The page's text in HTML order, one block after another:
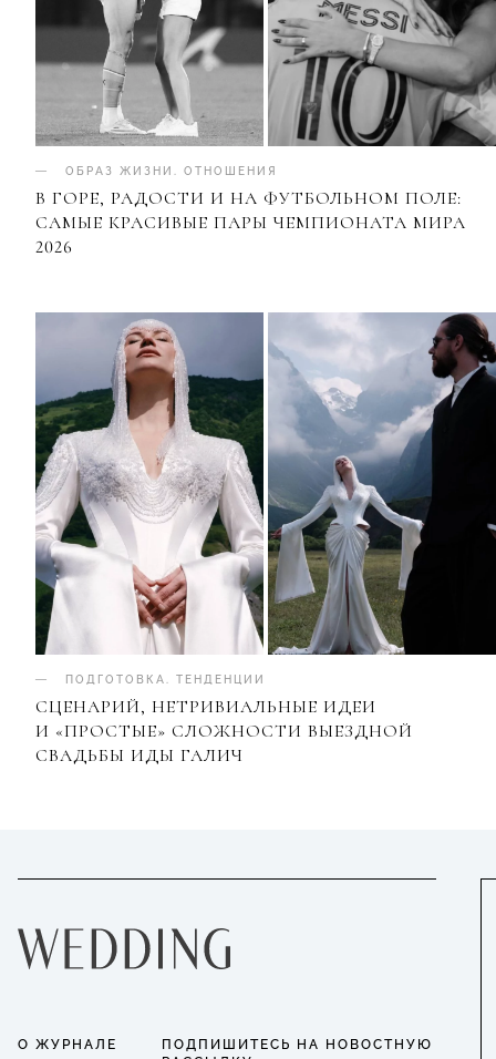
ОБРАЗ ЖИЗНИ . ОТНОШЕНИЯ
В ГОРЕ, РАДОСТИ И НА ФУТБОЛЬНОМ ПОЛЕ:
САМЫЕ КРАСИВЫЕ ПАРЫ ЧЕМПИОНАТА МИРА
2026
ПОДГОТОВКА. ТЕНДЕНЦИИ
СЦЕНАРИЙ, НЕТРИВИАЛЬНЫЕ ИДЕИ
И «ПРОСТЫЕ» СЛОЖНОСТИ ВЫЕЗДНОЙ
СВАДЬБЫ ИДЫ ГАЛИЧ
О ЖУРНАЛЕ
ПОДПИШИТЕСЬ НА НОВОСТНУЮ